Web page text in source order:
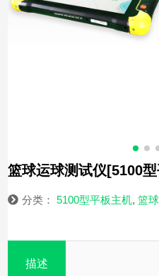
篮球运球测试仪[5100
分类：5100型平板主机,篮
描述